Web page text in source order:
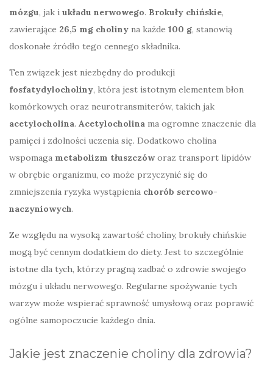
mózgu, jak i układu nerwowego. Brokuły chińskie,
zawierające 26,5 mg choliny na każde 100 g, stanowią
doskonałe źródło tego cennego składnika.
Ten związek jest niezbędny do produkcji
fosfatydylocholiny, która jest istotnym elementem błon
komórkowych oraz neurotransmiterów, takich jak
acetylocholina. Acetylocholina ma ogromne znaczenie dla
pamięci i zdolności uczenia się. Dodatkowo cholina
wspomaga metabolizm tłuszczów oraz transport lipidów
w obrębie organizmu, co może przyczynić się do
zmniejszenia ryzyka wystąpienia chorób sercowo-
naczyniowych.
Ze względu na wysoką zawartość choliny, brokuły chińskie
mogą być cennym dodatkiem do diety. Jest to szczególnie
istotne dla tych, którzy pragną zadbać o zdrowie swojego
mózgu i układu nerwowego. Regularne spożywanie tych
warzyw może wspierać sprawność umysłową oraz poprawić
ogólne samopoczucie każdego dnia.
Jakie jest znaczenie choliny dla zdrowia?